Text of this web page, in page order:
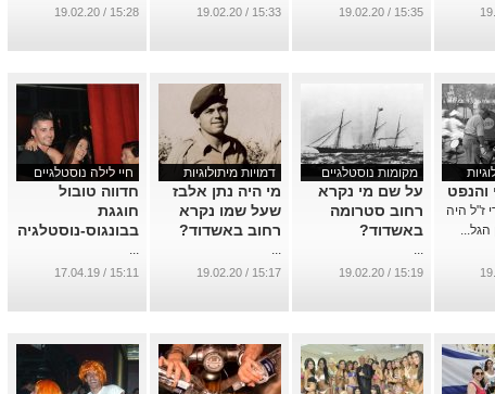
15:35 / 19.02.20
...
15:33 / 19.02.20
15:28 / 19.02.20
והנפט
ז"ל היה
הגל...
מקומות נוסטלגיים
על שם מי נקרא
רחוב סטרומה
באשדוד?
...
15:19 / 19.02.20
דמויות מיתולוגיות
מי היה נתן אלבז
שעל שמו נקרא
רחוב באשדוד?
...
15:17 / 19.02.20
חיי לילה נוסטלגיים
חדווה טובול
חוגגת
בבונגוס-נוסטלגיה
...
15:11 / 17.04.19